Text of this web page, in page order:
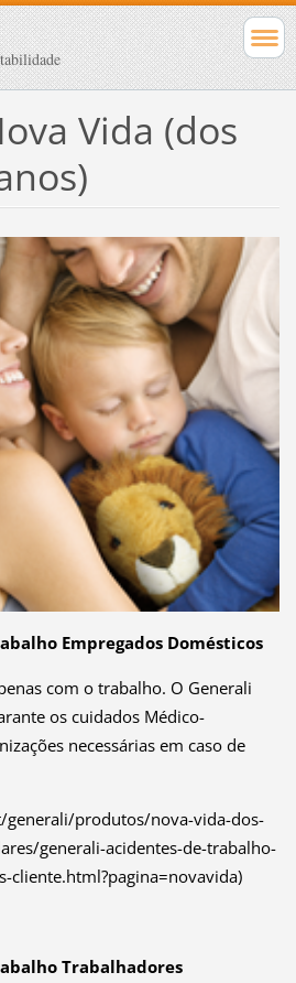
Vida (dos
Empregados Domésticos
com o trabalho. O Generali
os cuidados Médico-
necessárias em caso de
produtos/nova-vida-dos-
generali-acidentes-de-trabalho-
cliente.html?pagina=novavida)
Trabalhadores